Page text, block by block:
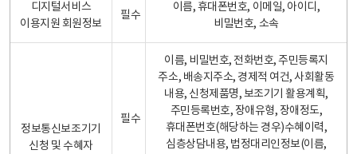
디지털서비스
이용지원 회원정보
필수
이름, 휴대폰번호, 이메일, 아이디,
비밀번호, 소속
정보통신보조기기
신청 및 수혜자
필수
이름, 비밀번호, 전화번호, 주민등록지
주소, 배송지주소, 경제적 여건, 사회활동
내용, 신청제품명, 보조기기 활용계획,
주민등록번호, 장애유형, 장애정도,
휴대폰번호(해당하는 경우)수혜이력,
심층상담내용, 법정대리인정보(이름,